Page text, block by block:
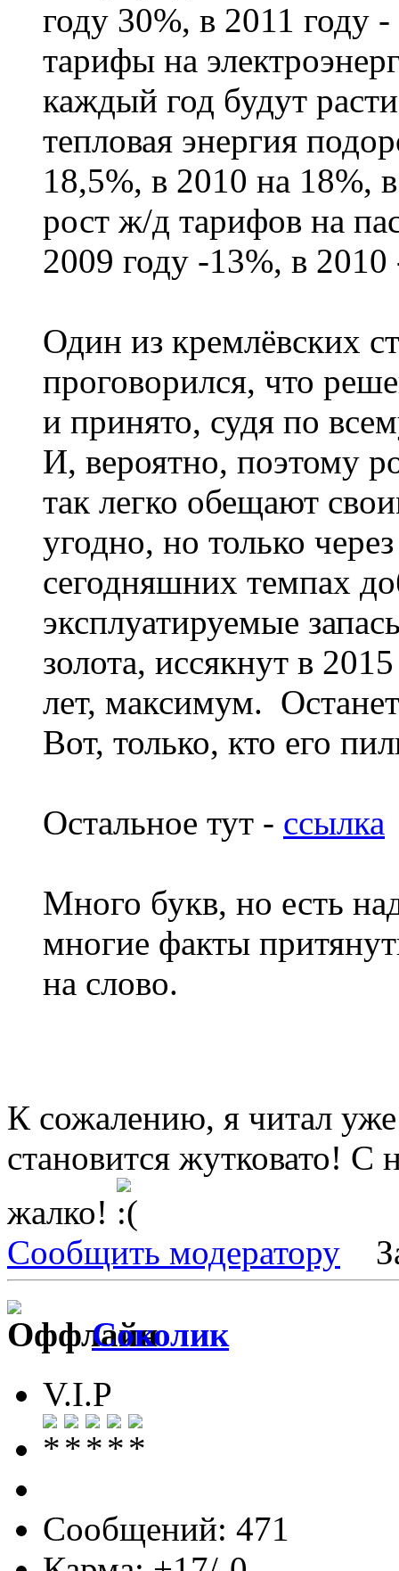
году 30%, в 2011 году
тарифы на
каждый год будут
тепловая энергия
18,5%, в 2010 на 18%,
рост ж/д тарифов на
2009 году -13%, в
Один из кремлёвских
проговорился, что
и принято, судя по
И, вероятно, поэтому
так легко обещают
угодно, но только
сегодняшних темпах
эксплуатируемые
золота, иссякнут в
лет, максимум.
Вот, только, кто его
Остальное тут - ссылка
Много букв, но есть
многие факты
на слово.
К сожалению, я читал
становится жутковато! С
жалко!
Сообщить модератору
Соколик
V.I.P
Сообщений: 471